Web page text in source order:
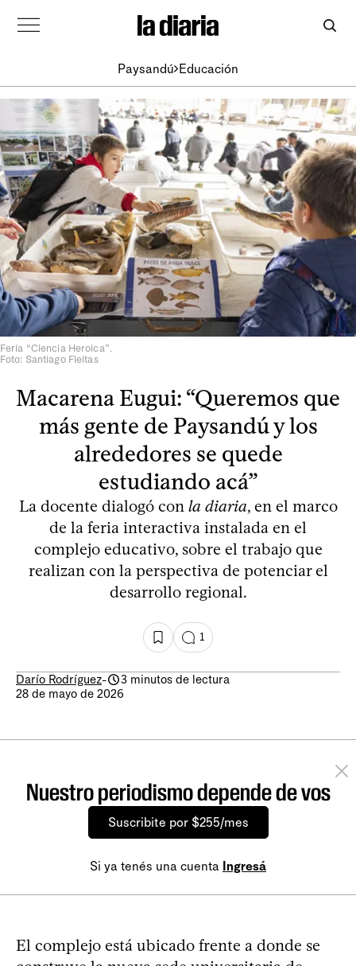
Paysandú Educación
Feria “Ciencia Heroica”.
Foto: Santiago Fleitas
Macarena Eugui: “Queremos que
más gente de Paysandú y los
alrededores se quede
estudiando acá”
La docente dialogó con la diaria, en el marco
de la feria interactiva instalada en el
complejo educativo, sobre el trabajo que
realizan con la perspectiva de potenciar el
desarrollo regional.
1
Darío Rodríguez-
3 minutos de lectura
28 de mayo de 2026
Nuestro periodismo depende de vos
Suscribite por $255/mes
Si ya tenés una cuenta Ingresá
El complejo está ubicado frente a donde se